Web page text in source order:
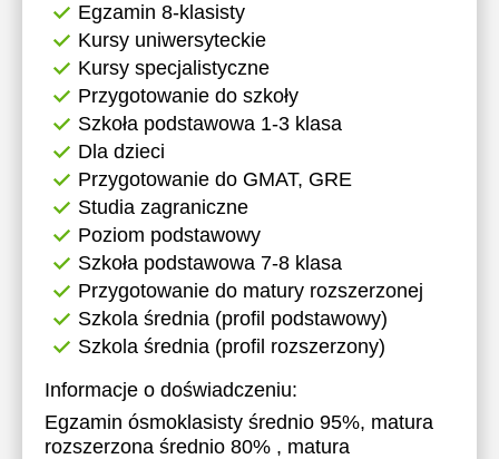
Egzamin 8-klasisty
Kursy uniwersyteckie
Kursy specjalistyczne
Przygotowanie do szkoły
Szkoła podstawowa 1-3 klasa
Dla dzieci
Przygotowanie do GMAT, GRE
Studia zagraniczne
Poziom podstawowy
Szkoła podstawowa 7-8 klasa
Przygotowanie do matury rozszerzonej
Szkola średnia (profil podstawowy)
Szkola średnia (profil rozszerzony)
Informacje o doświadczeniu:
Egzamin ósmoklasisty średnio 95%, matura
rozszerzona średnio 80% , matura